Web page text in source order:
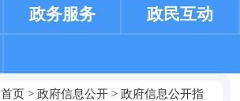
政务服务 政民互动
首页> 政府信息公开> 政府信息公开指